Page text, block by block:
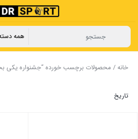
خانه/ محصولات برچسب خورده “جشنواره یکی
تاریخ